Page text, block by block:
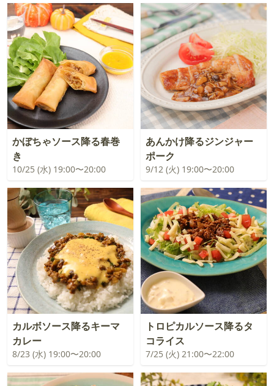
かぼちゃソース降る春巻
き
10/25 (水) 19:00〜20:00
あんかけ降るジンジャー
ポーク
9/12 (火) 19:00〜20:00
カルボソース降るキーマ
カレー
8/23 (水) 19:00〜20:00
トロピカルソース降るタ
コライス
7/25 (火) 21:00〜22:00